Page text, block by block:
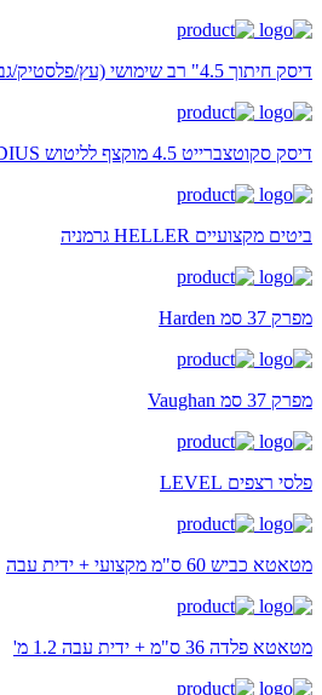
דיסק חיתוך 4.5" רב שימושי (עץ/פלסטיק/גבס)
דיסק סקוטצברייט 4.5 מוקצף לליטוש RHODIUS
ביטים מקצועיים HELLER גרמניה
מפרק 37 סמ Harden
מפרק 37 סמ Vaughan
פלסי רצפים LEVEL
מטאטא כביש 60 ס"מ מקצועי + ידית עבה
מטאטא פלדה 36 ס"מ + ידית עבה 1.2 מ'